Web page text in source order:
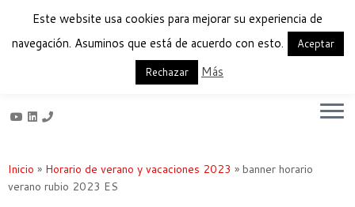
contenido
Français
Inicio » Horario de verano y vacaciones 2023 » banner horario
verano rubio 2023 ES
Este website usa cookies para mejorar su experiencia de
navegación. Asuminos que está de acuerdo con esto.
Aceptar
Rechazar
Más